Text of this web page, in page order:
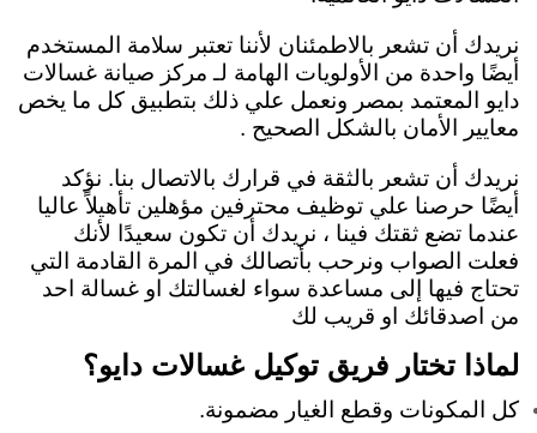
نريدك أن تشعر بالاطمئنان لأننا تعتبر سلامة المستخدم
أيضًا واحدة من الأولويات الهامة لـ مركز صيانة غسالات
دايو المعتمد بمصر ونعمل علي ذلك بتطبيق كل ما يخص
معايير الأمان بالشكل الصحيح .
نريدك أن تشعر بالثقة في قرارك بالاتصال بنا. نؤكد
أيضًا حرصنا علي توظيف محترفين مؤهلين تأهيلاً عاليا
عندما تضع ثقتك فينا ، نريدك أن تكون سعيدًا لأنك
فعلت الصواب ونرحب بأتصالك في المرة القادمة التي
تحتاج فيها إلى مساعدة سواء لغسالتك او غسالة احد
من اصدقائك او قريب لك
لماذا تختار فريق توكيل غسالات دايو؟
كل المكونات وقطع الغيار مضمونة.